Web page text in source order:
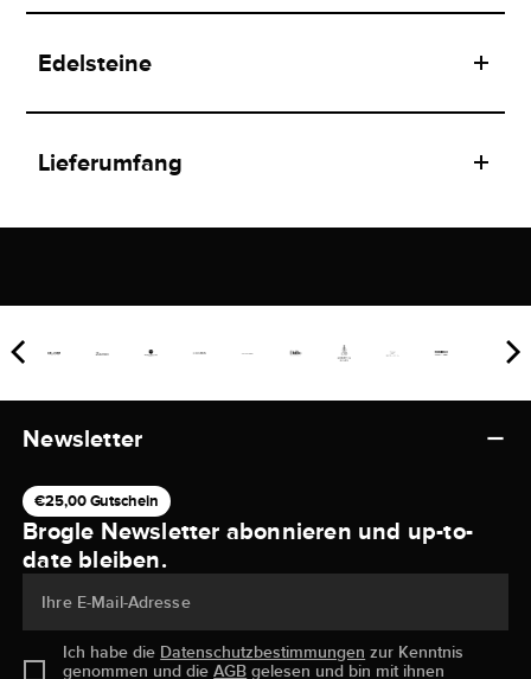
Edelsteine
Lieferumfang
Newsletter
€25,00 Gutschein
Brogle Newsletter abonnieren und up-to-
date bleiben.
Ihre E-Mail-Adresse
Ich habe die Datenschutzbestimmungen zur Kenntnis
genommen und dieAGB gelesen und bin mit ihnen